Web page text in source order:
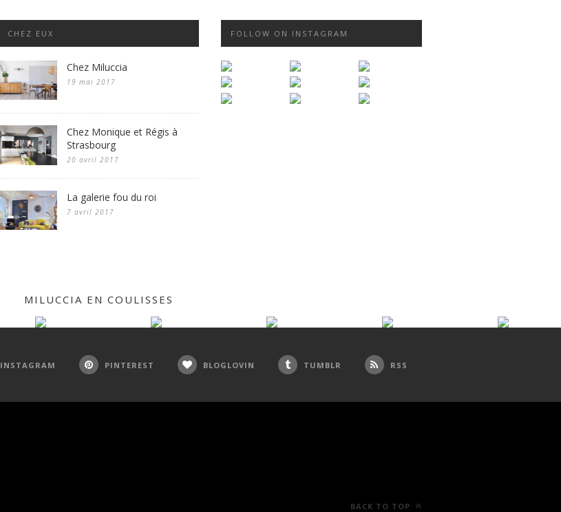
CHEZ EUX
Chez Miluccia
19 mai 2017
Chez Monique et Régis à
Strasbourg
20 avril 2017
La galerie fou du roi
7 avril 2017
FOLLOW ON INSTAGRAM
MILUCCIA EN COULISSES
INSTAGRAM PINTEREST BLOGLOVIN TUMBLR RSS
BACK TO TOP